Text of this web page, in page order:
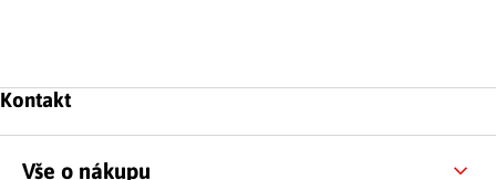
Zápatí
Kontakt
Vše o nákupu